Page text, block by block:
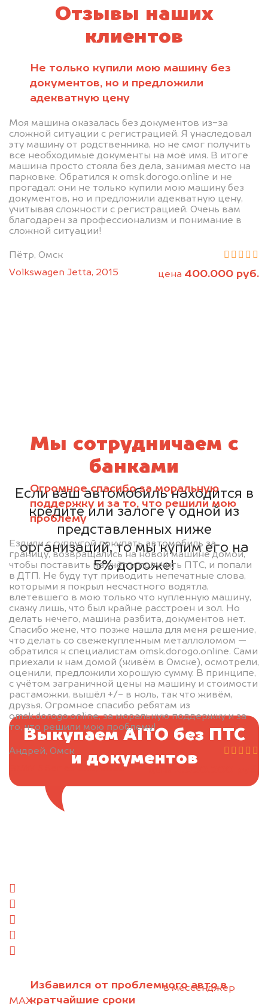
Отзывы наших
клиентов
Не только купили мою машину без
документов, но и предложили
адекватную цену
Моя машина оказалась без документов из-за
сложной ситуации с регистрацией. Я унаследовал
эту машину от родственника, но не смог получить
все необходимые документы на моё имя. В итоге
машина просто стояла без дела, занимая место на
парковке. Обратился к omsk.dorogo.online и не
прогадал: они не только купили мою машину без
документов, но и предложили адекватную цену,
учитывая сложности с регистрацией. Очень вам
благодарен за профессионализм и понимание в
сложной ситуации!
Пётр, Омск
Volkswagen Jetta, 2015
цена 400.000 руб.
Огромное спасибо за моральную
поддержку и за то, что решили мою
проблему
Ездили с супругой покупать автомобиль за
границу, возвращались на новой машине домой,
чтобы поставить на учёт и получить ПТС, и попали
в ДТП. Не буду тут приводить непечатные слова,
которыми я покрыл несчастного водятла,
влетевшего в мою только что купленную машину,
скажу лишь, что был крайне расстроен и зол. Но
делать нечего, машина разбита, документов нет.
Спасибо жене, что позже нашла для меня решение,
что делать со свежекупленным металлоломом —
обратился к специалистам omsk.dorogo.online. Сами
приехали к нам домой (живём в Омске), осмотрели,
оценили, предложили хорошую сумму. В принципе,
с учётом заграничной цены на машину и стоимости
растаможки, вышёл +/- в ноль, так что живём,
друзья. Огромное спасибо ребятам из
omsk.dorogo.online, за моральную поддержку и за
то, что решили мою проблему!
Андрей, Омск
BMW 5 Series G30, 2020
Избавился от проблемного авто в
кратчайшие сроки
Мы сотрудничаем с
банками
Если ваш автомобиль находится в
кредите или залоге у одной из
представленных ниже
организаций, то мы купим его на
5% дороже!
Выкупаем AITO без ПТС
и документов
+79584983298 по WhatsApp*,в мессенджер
MAXили на электронную почту